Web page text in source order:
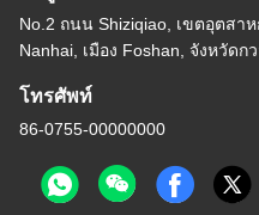
No.2 ถนน Shiziqiao, เขตอุตสา
Nanhai, เมือง Foshan, จังหวัดก
โทรศัพท์
86-0755-00000000